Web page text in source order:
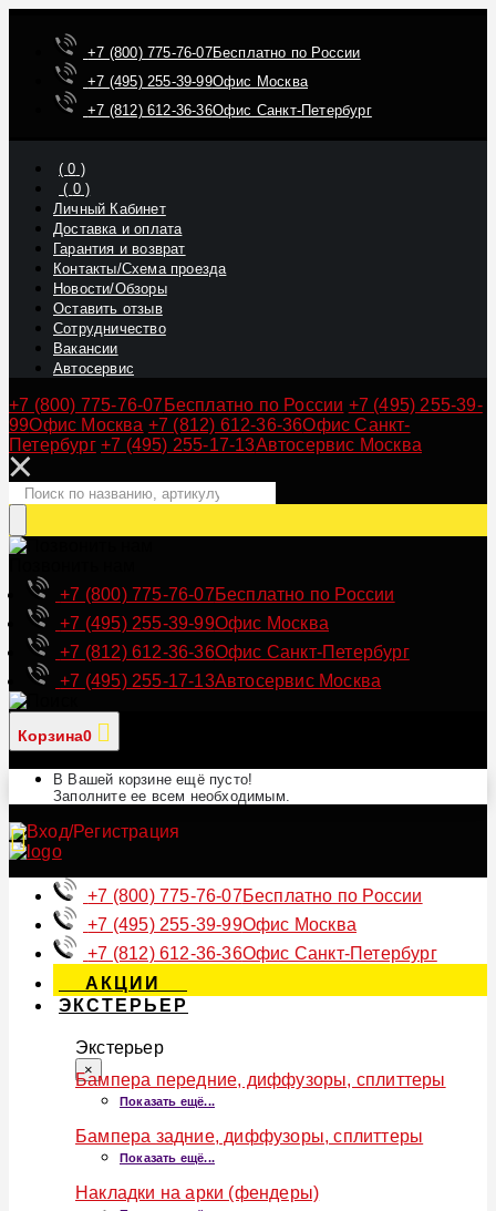
+7 (800) 775-76-07Бесплатно по России
+7 (495) 255-39-99Офис Москва
+7 (812) 612-36-36Офис Санкт-Петербург
(0 )
( 0)
Личный Кабинет
Доставка и оплата
Гарантия и возврат
Контакты/Схема проезда
Новости/Обзоры
Оставить отзыв
Сотрудничество
Вакансии
Автосервис
+7 (800) 775-76-07 Бесплатно по России +7 (495) 255-39-
99Офис Москва +7 (812) 612-36-36Офис Санкт-
Петербург +7 (495) 255-17-13Автосервис Москва
+7 (800) 775-76-07Бесплатно по России
+7 (495) 255-39-99Офис Москва
+7 (812) 612-36-36Офис Санкт-Петербург
+7 (495) 255-17-13Автосервис Москва
Корзина0
В Вашей корзине ещё пусто!
Заполните ее всем необходимым.
+7 (800) 775-76-07Бесплатно по России
+7 (495) 255-39-99Офис Москва
+7 (812) 612-36-36Офис Санкт-Петербург
АКЦИИ
ЭКСТЕРЬЕР
Экстерьер
×
Бампера передние, диффузоры, сплиттеры
Показать ещё...
Бампера задние, диффузоры, сплиттеры
Показать ещё...
Накладки на арки (фендеры)